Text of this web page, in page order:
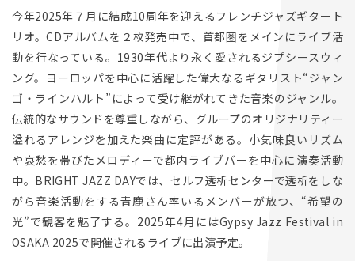
今年2025年７月に結成10周年を迎えるフレンチジャズギタート
リオ。CDアルバムを２枚発売中で、首都圏をメインにライブ活
動を行なっている。1930年代より永く愛されるジプシースウィ
ング。ヨーロッパを中心に活躍した偉大なるギタリスト“ジャン
ゴ・ラインハルト”によって受け継がれてきた音楽のジャンル。
伝統的なサウンドを尊重しながら、グループのオリジナリティー
溢れるアレンジを加えた楽曲に定評がある。小気味良いリズム
や哀愁を帯びたメロディーで都内ライブバーを中心に演奏活動
中。BRIGHT JAZZ DAYでは、セルフ透析センターで透析をしな
がら音楽活動をする青鹿さん率いるメンバーが放つ、“希望の
光”で観客を魅了する。2025年4月にはGypsy Jazz Festival in
OSAKA 2025で開催されるライブに出演予定。